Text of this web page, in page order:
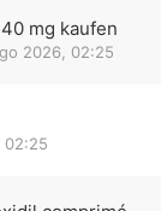
mg kaufen
2026, 02:25
02:25